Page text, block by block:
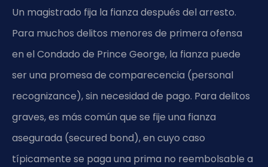
Un magistrado fija la fianza después del arresto.
Para muchos delitos menores de primera ofensa
en el Condado de Prince George, la fianza puede
ser una promesa de comparecencia (personal
recognizance), sin necesidad de pago. Para delitos
graves, es más común que se fije una fianza
asegurada (secured bond), en cuyo caso
típicamente se paga una prima no reembolsable a